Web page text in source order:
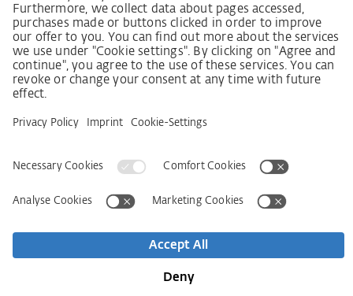
Wet inzake zorgvuldigheid in de toeleveringsketen
Leverancierscode
Wet inzake zorgvuldigheid in de toeleveringsketen
Toegankelijkheidsverklaring